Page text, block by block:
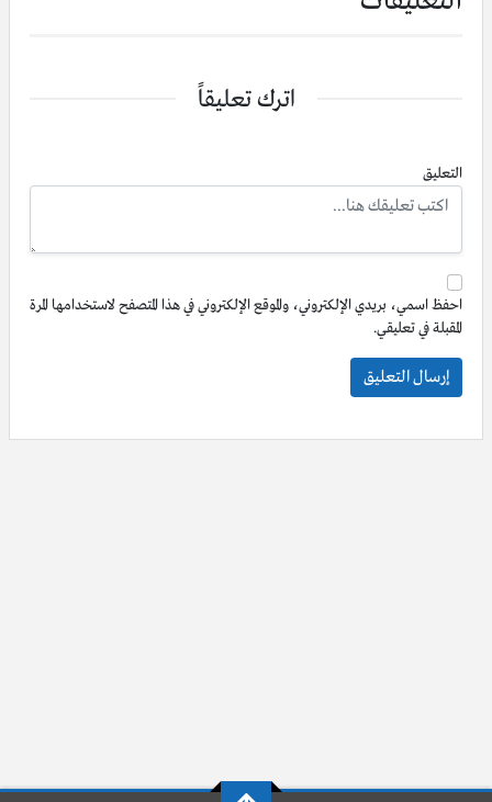
اترك تعليقاً
التعليق
احفظ اسمي، بريدي الإلكتروني، والموقع الإلكتروني في هذا المتصفح لاستخدامها المرة
المقبلة في تعليقي.